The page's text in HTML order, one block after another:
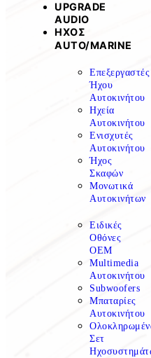
UPGRADE
AUDIO
ΗΧΟΣ
ΑUTO/MARINE
Επεξεργαστές
Ήχου
Αυτοκινήτου
Ηχεία
Αυτοκινήτου
Ενισχυτές
Αυτοκινήτου
Ήχος
Σκαφών
Μονωτικά
Αυτοκινήτων
Ειδικές
Οθόνες
OEM
Multimedia
Αυτοκινήτου
Subwoofers
Μπαταρίες
Αυτοκινήτου
Σετ